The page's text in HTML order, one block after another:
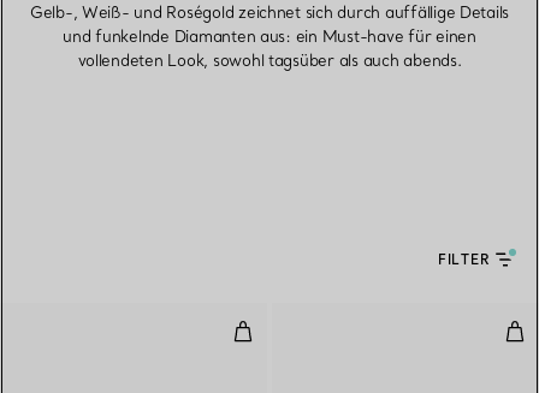
Gelb-, Weiß- und Roségold zeichnet sich durch auffällige Details
und funkelnde Diamanten aus: ein Must-have für einen
vollendeten Look, sowohl tagsüber als auch abends.
FILTER
Wire Armreif mit Türkis in